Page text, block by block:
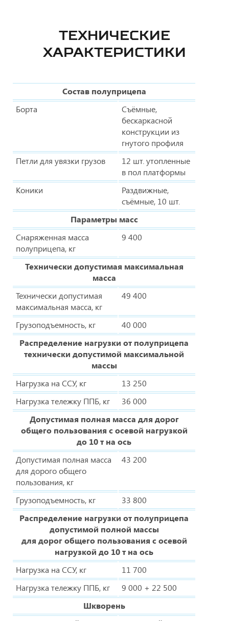
ТЕХНИЧЕСКИЕ
ХАРАКТЕРИСТИКИ
Состав полуприцепа
Борта
Съёмные,
бескаркасной
конструкции из
гнутого профиля
Петли для увязки грузов
12 шт. утопленные
в пол платформы
Коники
Раздвижные,
съёмные, 10 шт.
Параметры масс
Снаряженная масса
полуприцепа, кг
9 400
Технически допустимая максимальная
масса
Технически допустимая
максимальная масса, кг
49 400
Грузоподъемность, кг
40 000
Распределение нагрузки от полуприцепа
технически допустимой максимальной
массы
Нагрузка на ССУ, кг
13 250
Нагрузка тележку ППБ, кг
36 000
Допустимая полная масса для дорог
общего пользования с осевой нагрузкой
до 10 т на ось
Допустимая полная масса
для дорого общего
пользования, кг
43 200
Грузоподъемность, кг
33 800
Распределение нагрузки от полуприцепа
допустимой полной массы
для дорог общего пользования с осевой
нагрузкой до 10 т на ось
Нагрузка на ССУ, кг
11 700
Нагрузка тележку ППБ, кг
9 000 + 22 500
Шкворень